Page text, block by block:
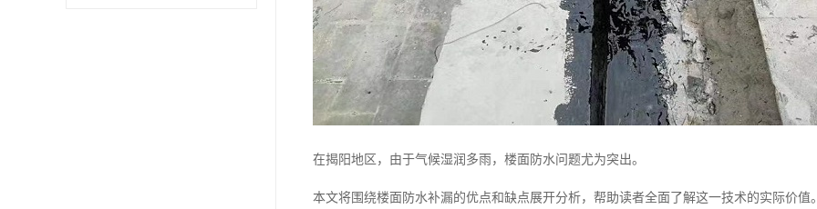
在揭阳地区，由于气候湿润多雨，楼面防水问题尤为突出。
本文将围绕楼面防水补漏的优点和缺点展开分析，帮助读者全面了解这一技术的实际价值